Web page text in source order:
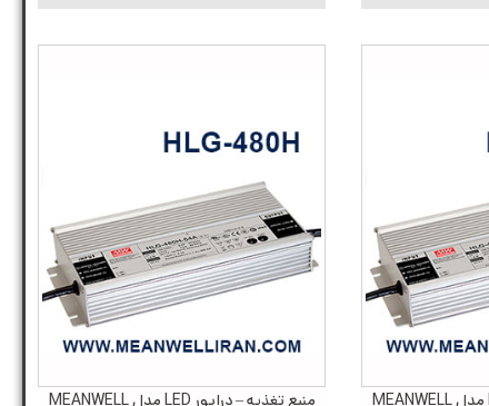
منبع تغذیه – درایور LED مدل MEANWELL
منبع تغذیه – درایور LED مدل MEANWELL